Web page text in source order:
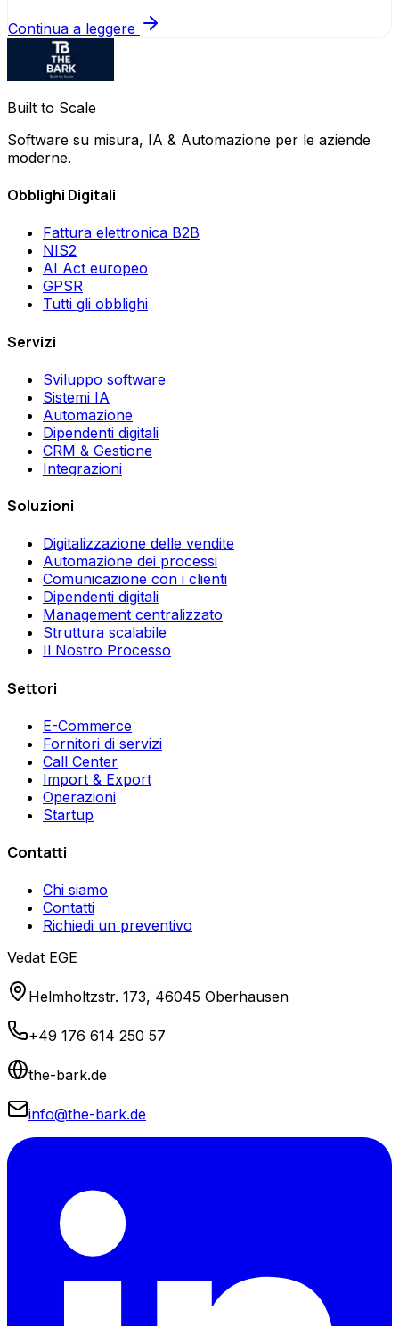
Continua a leggere
Built to Scale
Software su misura, IA & Automazione per le aziende
moderne.
Obblighi Digitali
Fattura elettronica B2B
NIS2
AI Act europeo
GPSR
Tutti gli obblighi
Servizi
Sviluppo software
Sistemi IA
Automazione
Dipendenti digitali
CRM & Gestione
Integrazioni
Soluzioni
Digitalizzazione delle vendite
Automazione dei processi
Comunicazione con i clienti
Dipendenti digitali
Management centralizzato
Struttura scalabile
Il Nostro Processo
Settori
E-Commerce
Fornitori di servizi
Call Center
Import & Export
Operazioni
Startup
Contatti
Chi siamo
Contatti
Richiedi un preventivo
Vedat EGE
Helmholtzstr. 173, 46045 Oberhausen
+49 176 614 250 57
the-bark.de
info@the-bark.de